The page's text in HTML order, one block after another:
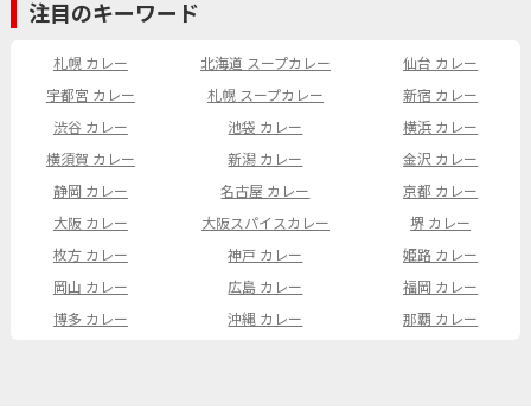
注目のキーワード
札幌 カレー 北海道 スープカレー
仙台 カレー
宇都宮 カレー
札幌 スープカレー
新宿 カレー
渋谷 カレー
池袋 カレー
横浜 カレー
横須賀 カレー
新潟 カレー
金沢 カレー
静岡 カレー
名古屋 カレー
京都 カレー
大阪 カレー
大阪スパイスカレー
堺 カレー
枚方 カレー
神戸 カレー
姫路 カレー
岡山 カレー
広島 カレー
福岡 カレー
博多 カレー
沖縄 カレー 那覇 カレー